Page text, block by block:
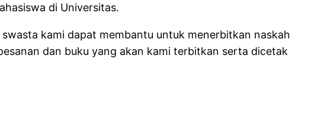
di Universitas.
kami dapat membantu untuk menerbitkan naskah
dan buku yang akan kami terbitkan serta dicetak